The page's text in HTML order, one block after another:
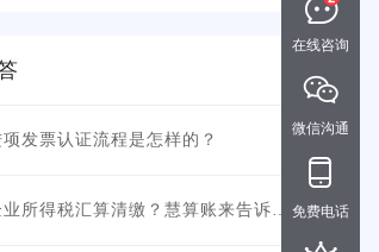
在线咨询
微信沟通
免费电话
发票认证流程是怎样的？